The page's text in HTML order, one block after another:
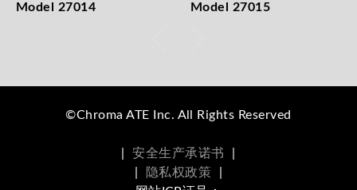
Model 27014
Model 27015
©Chroma ATE Inc. All Rights Reserved
安全生产承诺书
隐私权政策